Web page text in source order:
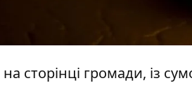
на сторінці громади, із